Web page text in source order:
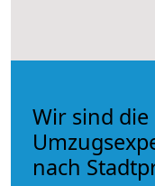
Wir sind die
nach